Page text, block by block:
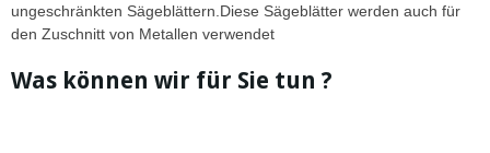
ungeschränkten Sägeblättern.Diese Sägeblätter werden auch für
den Zuschnitt von Metallen verwendet
Was können wir für Sie tun ?